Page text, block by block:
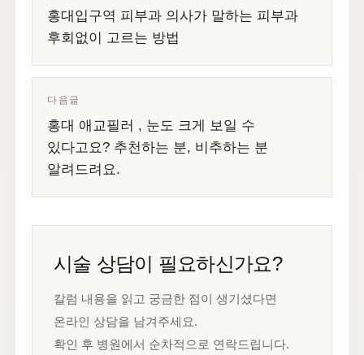
홍대입구역 피부과 의사가 말하는 피부과
후회없이 고르는 방법
다음글
홍대 애교필러 , 눈도 크게 보일 수
있다고요? 추천하는 분, 비추하는 분
알려드려요.
시술 상담이 필요하신가요?
칼럼 내용을 읽고 궁금한 점이 생기셨다면
온라인 상담을 남겨주세요.
확인 후 병원에서 순차적으로 연락드립니다.